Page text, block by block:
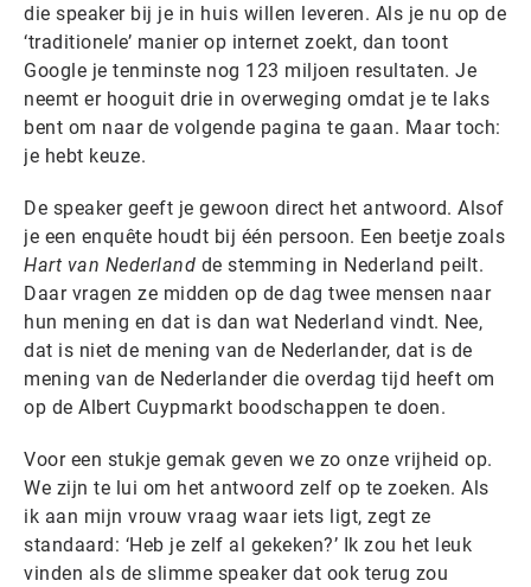
die speaker bij je in huis willen leveren. Als je nu op de
‘traditionele’ manier op internet zoekt, dan toont
Google je tenminste nog 123 miljoen resultaten. Je
neemt er hooguit drie in overweging omdat je te laks
bent om naar de volgende pagina te gaan. Maar toch:
je hebt keuze.
De speaker geeft je gewoon direct het antwoord. Alsof
je een enquête houdt bij één persoon. Een beetje zoals
Hart van Nederland de stemming in Nederland peilt.
Daar vragen ze midden op de dag twee mensen naar
hun mening en dat is dan wat Nederland vindt. Nee,
dat is niet de mening van de Nederlander, dat is de
mening van de Nederlander die overdag tijd heeft om
op de Albert Cuypmarkt boodschappen te doen.
Voor een stukje gemak geven we zo onze vrijheid op.
We zijn te lui om het antwoord zelf op te zoeken. Als
ik aan mijn vrouw vraag waar iets ligt, zegt ze
standaard: ‘Heb je zelf al gekeken?’ Ik zou het leuk
vinden als de slimme speaker dat ook terug zou